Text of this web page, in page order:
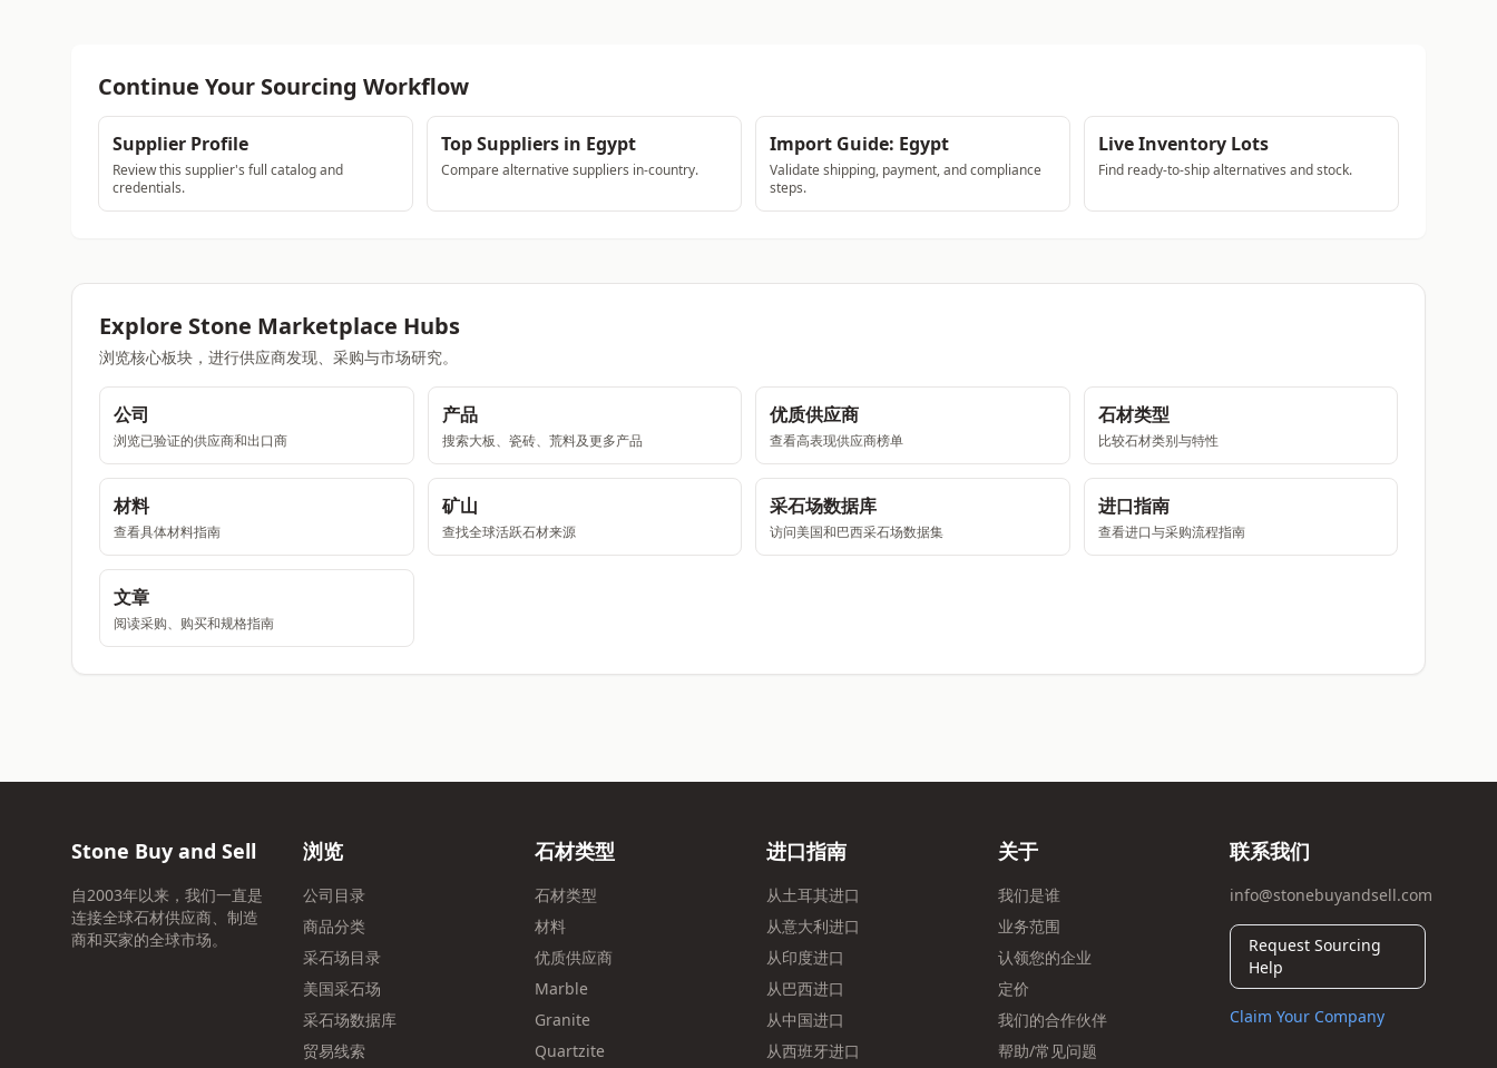
Continue Your Sourcing Workflow
Supplier Profile
Review this supplier's full catalog and
credentials.
Top Suppliers in Egypt
Compare alternative suppliers in-country.
Import Guide: Egypt
Validate shipping, payment, and compliance
steps.
Live Inventory Lots
Find ready-to-ship alternatives and stock.
Explore Stone Marketplace Hubs
浏览核心板块，进行供应商发现、采购与市场研究。
公司
浏览已验证的供应商和出口商
产品
搜索大板、瓷砖、荒料及更多产品
优质供应商
查看高表现供应商榜单
石材类型
比较石材类别与特性
材料
查看具体材料指南
矿山
查找全球活跃石材来源
采石场数据库
访问美国和巴西采石场数据集
进口指南
查看进口与采购流程指南
文章
阅读采购、购买和规格指南
Stone Buy and Sell
自2003年以来，我们一直是
连接全球石材供应商、制造
商和买家的全球市场。
浏览
公司目录
商品分类
采石场目录
美国采石场
采石场数据库
贸易线索
石材类型
石材类型
材料
优质供应商
Marble
Granite
Quartzite
进口指南
从土耳其进口
从意大利进口
从印度进口
从巴西进口
从中国进口
从西班牙进口
关于
我们是谁
业务范围
认领您的企业
定价
我们的合作伙伴
帮助/常见问题
联系我们
info@stonebuyandsell.com
Request Sourcing
Help
Claim Your Company